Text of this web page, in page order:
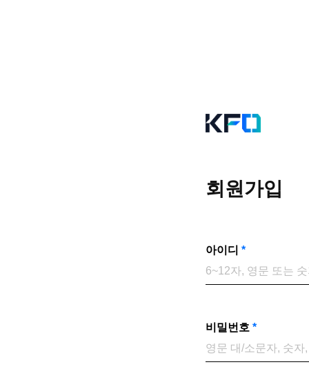
회원가입
아이디 *
비밀번호 *